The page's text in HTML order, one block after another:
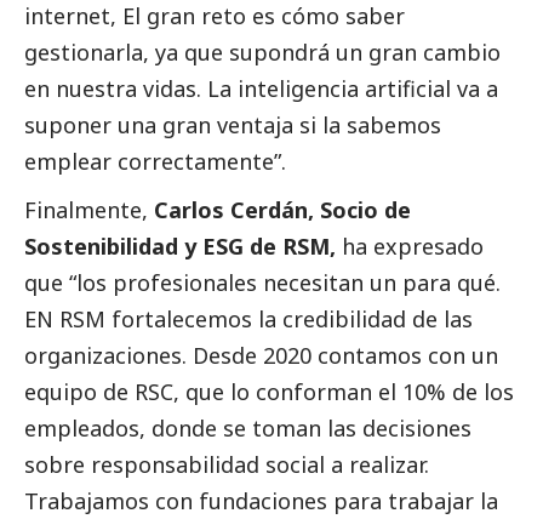
internet, El gran reto es cómo saber
gestionarla, ya que supondrá un gran cambio
en nuestra vidas. La inteligencia artificial va a
suponer una gran ventaja si la sabemos
emplear correctamente”.
Finalmente, Carlos Cerdán, Socio de
Sostenibilidad y ESG de RSM, ha expresado
que “los profesionales necesitan un para qué.
EN RSM fortalecemos la credibilidad de las
organizaciones. Desde 2020 contamos con un
equipo de RSC, que lo conforman el 10% de los
empleados, donde se toman las decisiones
sobre responsabilidad social a realizar.
Trabajamos con fundaciones para trabajar la